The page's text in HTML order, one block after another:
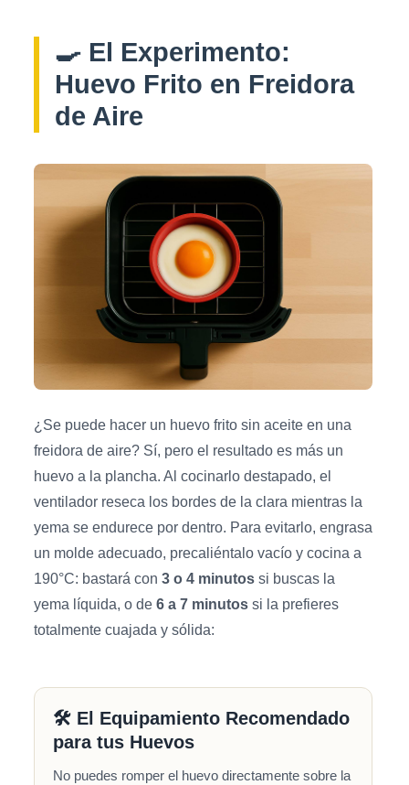
🍳 El Experimento:
Huevo Frito en Freidora
de Aire
¿Se puede hacer un huevo frito sin aceite en una
freidora de aire? Sí, pero el resultado es más un
huevo a la plancha. Al cocinarlo destapado, el
ventilador reseca los bordes de la clara mientras la
yema se endurece por dentro. Para evitarlo, engrasa
un molde adecuado, precaliéntalo vacío y cocina a
190°C: bastará con 3 o 4 minutos si buscas la
yema líquida, o de 6 a 7 minutos si la prefieres
totalmente cuajada y sólida:
🛠️ El Equipamiento Recomendado
para tus Huevos
No puedes romper el huevo directamente sobre la